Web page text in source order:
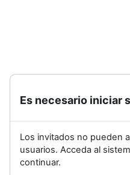
Es necesario iniciar
Los invitados no pueden
usuarios. Acceda al
continuar.